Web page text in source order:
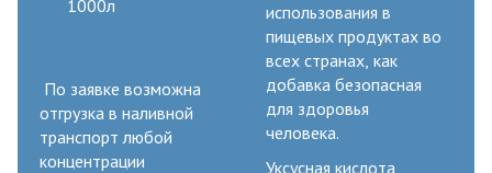
1000л
По заявке возможна
отгрузка в наливной
транспорт любой
концентрации
использования в
пищевых продуктах во
всех странах, как
добавка безопасная
для здоровья
человека.
Уксусная кислота